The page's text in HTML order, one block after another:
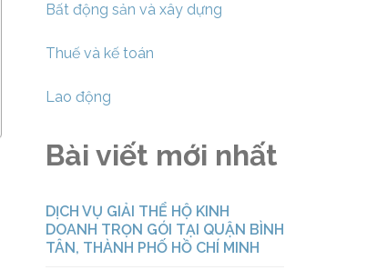
Bất động sản và xây dựng
Thuế và kế toán
Lao động
Bài viết mới nhất
DỊCH VỤ GIẢI THỂ HỘ KINH
DOANH TRỌN GÓI TẠI QUẬN BÌNH
TÂN, THÀNH PHỐ HỒ CHÍ MINH